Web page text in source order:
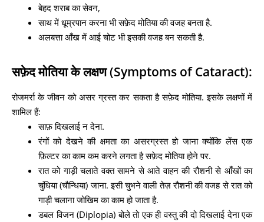
बेहद शराब का सेवन,
साथ में धूम्रपान करना भी सफ़ेद मोतिया की वजह बनता है.
अलबत्ता आँख में आई चोट भी इसकी वजह बन सकती है.
सफ़ेद मोतिया के लक्षण (Symptoms of Cataract):
रोजमर्रा के जीवन को असर ग्रस्त कर सकता है सफ़ेद मोतिया. इसके लक्षणों में
शामिल हैं:
साफ़ दिखलाई न देना.
रंगों को देखने की क्षमता का असरग्रस्त हो जाना क्योंकि लेंस एक
फ़िल्टर का काम कम करने लगता है सफ़ेद मोतिया होने पर.
रात को गाड़ी चलाते वक्त सामने से आते वाहन की रौशनी से आँखों का
चुंधिया (चौन्धिया) जाना. इसी चुभने वाली तेज़ रौशनी की वजह से रात को
गाड़ी चलाना जोखिम का काम हो जाता है.
डबल विजन (Diplopia) बोले तो एक ही वस्तु की दो दिखलाई देना एक